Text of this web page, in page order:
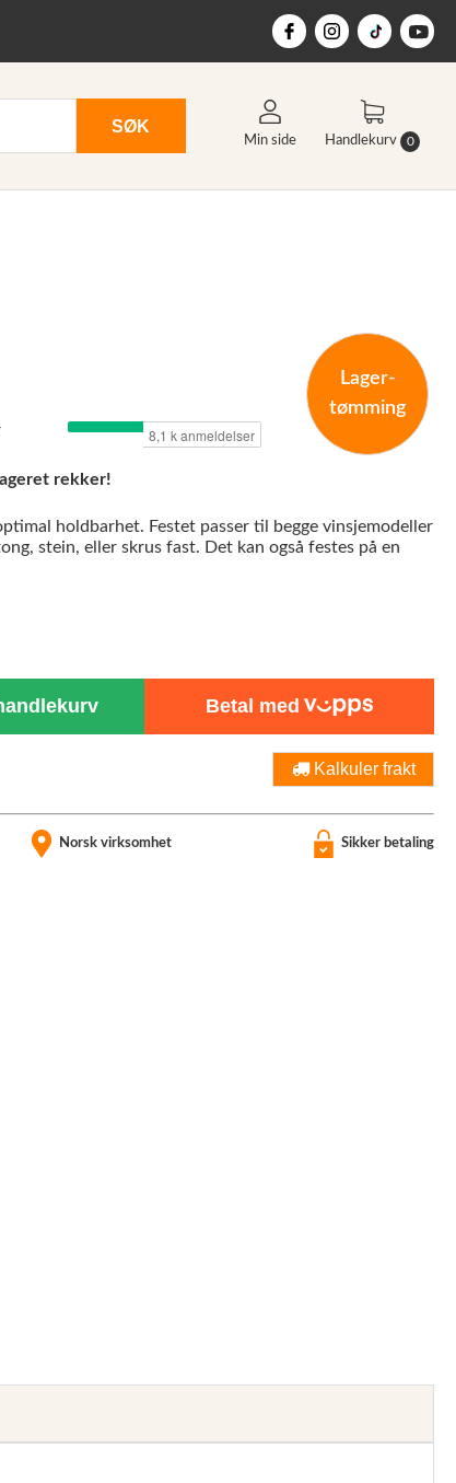
SØK
Min side Handlekurv 0
Lager-
tømming
rekker!
holdbarhet. Festet passer til begge vinsjemodeller
stein, eller skrus fast. Det kan også festes på en
Betal med
Kalkuler frakt
Norsk virksomhet Sikker betaling